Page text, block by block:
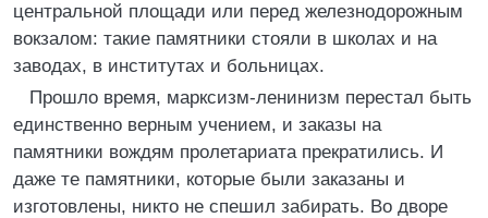
центральной площади или перед железнодорожным
вокзалом: такие памятники стояли в школах и на
заводах, в институтах и больницах.
Прошло время, марксизм-ленинизм перестал быть
единственно верным учением, и заказы на
памятники вождям пролетариата прекратились. И
даже те памятники, которые были заказаны и
изготовлены, никто не спешил забирать. Во дворе